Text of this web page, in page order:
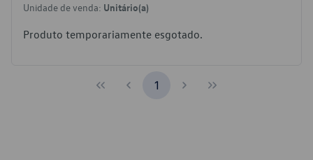
Unidade de venda: Unitário(a)
Produto temporariamente esgotado.
1